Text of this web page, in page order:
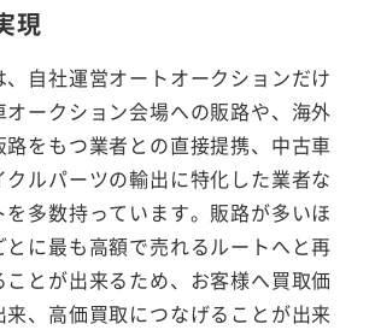
現
、自社運営オートオークションだけ
オークション会場への販路や、海外
をもつ業者との直接提携、中古車
ルパーツの輸出に特化した業者な
を多数持っています。販路が多いほ
とに最も高額で売れるルートへと再
ことが出来るため、お客様へ買取価
、高価買取につなげることが出来